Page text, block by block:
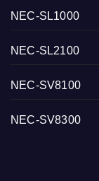
NEC-SL1000
NEC-SL2100
NEC-SV8100
NEC-SV8300